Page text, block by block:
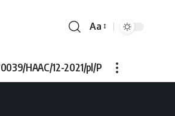
Font
Aa
HAAC/12-2021/pl/P